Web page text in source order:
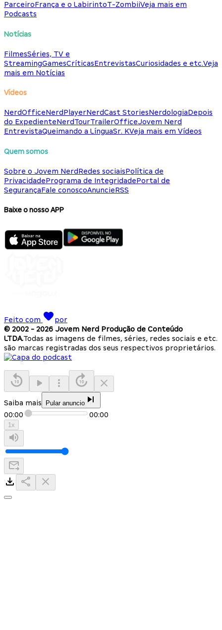
ParceiroFrança e o LabirintoT-ZombiiVeja mais em
Podcasts
Notícias
FilmesSéries, TV e
StreamingGamesCríticasEntrevistasCuriosidades e etc.Veja
mais em Notícias
Vídeos
NerdOfficeNerdPlayerNerdCast StoriesNerdologiaDepois
do ExpedienteNerdTourTrailerOfficeJovem Nerd
EntrevistaQueimando a LínguaSr. KVeja mais em Vídeos
Quem somos
Sobre o Jovem NerdRedes sociaisPolítica de
PrivacidadePrograma de IntegridadePortal de
SegurançaFale conoscoAnuncieRSS
Baixe o nosso APP
Feito com
por
© 2002 - 2026 Jovem Nerd Produção de Conteúdo
LTDA.Todas as imagens de filmes, séries, redes sociais e etc.
são marcas registradas dos seus respectivos proprietários.
Saiba mais Pular anuncio
00:00 00:00
1x